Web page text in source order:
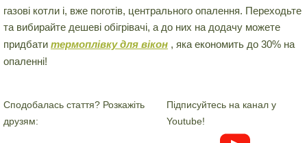
газові котли і, вже поготів, центрального опалення. Переходьте
та вибирайте дешеві обігрівачі, а до них на додачу можете
придбати термоплівку для вікон , яка економить до 30% на
опаленні!
Сподобалась стаття? Розкажіть
друзям:
Підписуйтесь на канал у
Youtube!